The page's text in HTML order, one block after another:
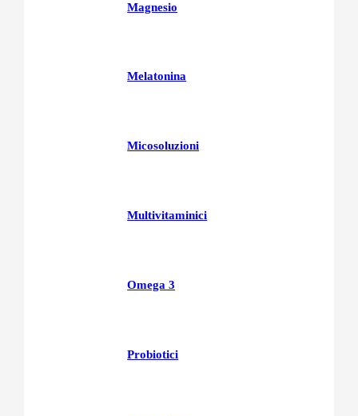
Magnesio
Melatonina
Micosoluzioni
Multivitaminici
Omega 3
Probiotici